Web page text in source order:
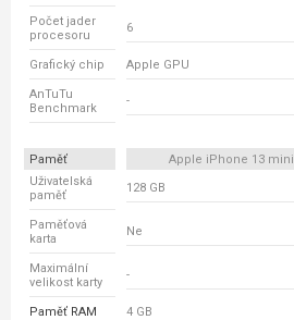
Počet jader
procesoru
6
Grafický chip Apple GPU
AnTuTu
Benchmark
-
Paměť Apple iPhone 13 mini
Uživatelská
paměť
128 GB
Paměťová
karta
Ne
Maximální
velikost karty
-
Paměť RAM 4 GB